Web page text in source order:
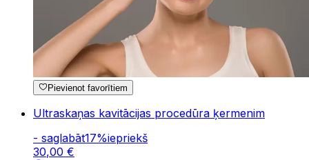
Pievienot favorītiem
Ultraskaņas kavitācijas procedūra ķermenim
- saglabāt17%iepriekš
30,00 €